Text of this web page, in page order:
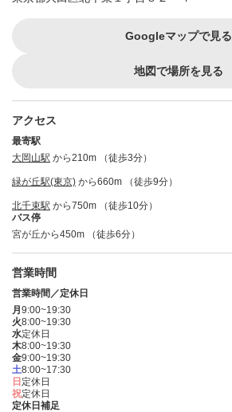
Googleマップで見る
地図で場所を見る
アクセス
最寄駅
大岡山駅 から210m （徒歩3分）
緑が丘駅(東京) から660m （徒歩9分）
北千束駅 から750m （徒歩10分）
バス停
宮が丘から450m （徒歩6分）
営業時間
営業時間／定休日
月 9:00~19:30
火8:00~19:30
水定休日
木8:00~19:30
金9:00~19:30
土8:00~17:30
日 定休日
祝定休日
定休日補足